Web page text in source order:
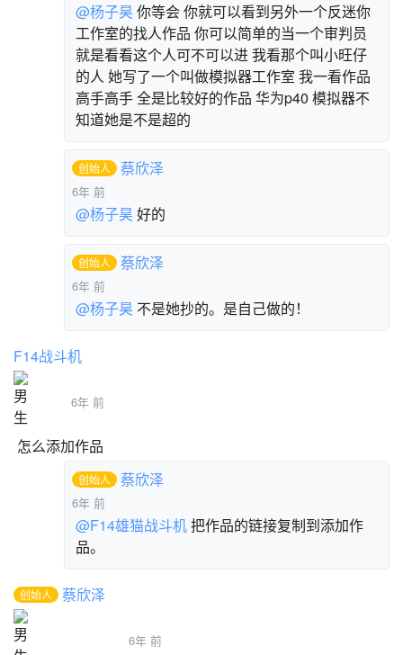
@杨子昊你等会 你就可以看到另外一个反迷你
工作室的找人作品 你可以简单的当一个审判员
就是看看这个人可不可以进 我看那个叫小旺仔
的人 她写了一个叫做模拟器工作室 我一看作品
高手高手 全是比较好的作品 华为p40 模拟器不
知道她是不是超的
创始人 蔡欣泽
6年 前
@杨子昊好的
创始人 蔡欣泽
6年 前
@杨子昊 不是她抄的。是自己做的！
F14战斗机
6年 前
怎么添加作品
创始人 蔡欣泽
6年 前
@F14雄猫战斗机把作品的链接复制到添加作
品。
创始人 蔡欣泽
6年 前